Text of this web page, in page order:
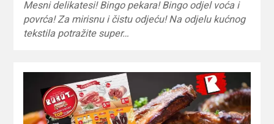
Mesni delikatesi! Bingo pekara! Bingo odjel voća i
povrća! Za mirisnu i čistu odjeću! Na odjelu kućnog
tekstila potražite super…